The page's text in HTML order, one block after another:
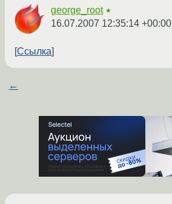
george_root ★
16.07.2007 12:35:14 +00:00
Ссылка
←